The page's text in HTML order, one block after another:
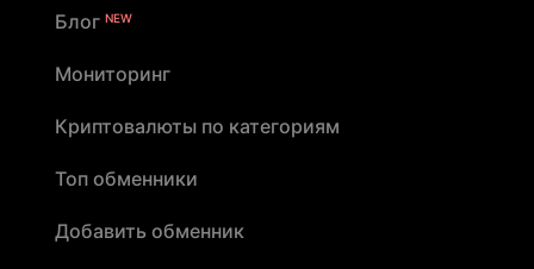
Блог NEW
Мониторинг
Криптовалюты по категориям
Топ обменники
Добавить обменник